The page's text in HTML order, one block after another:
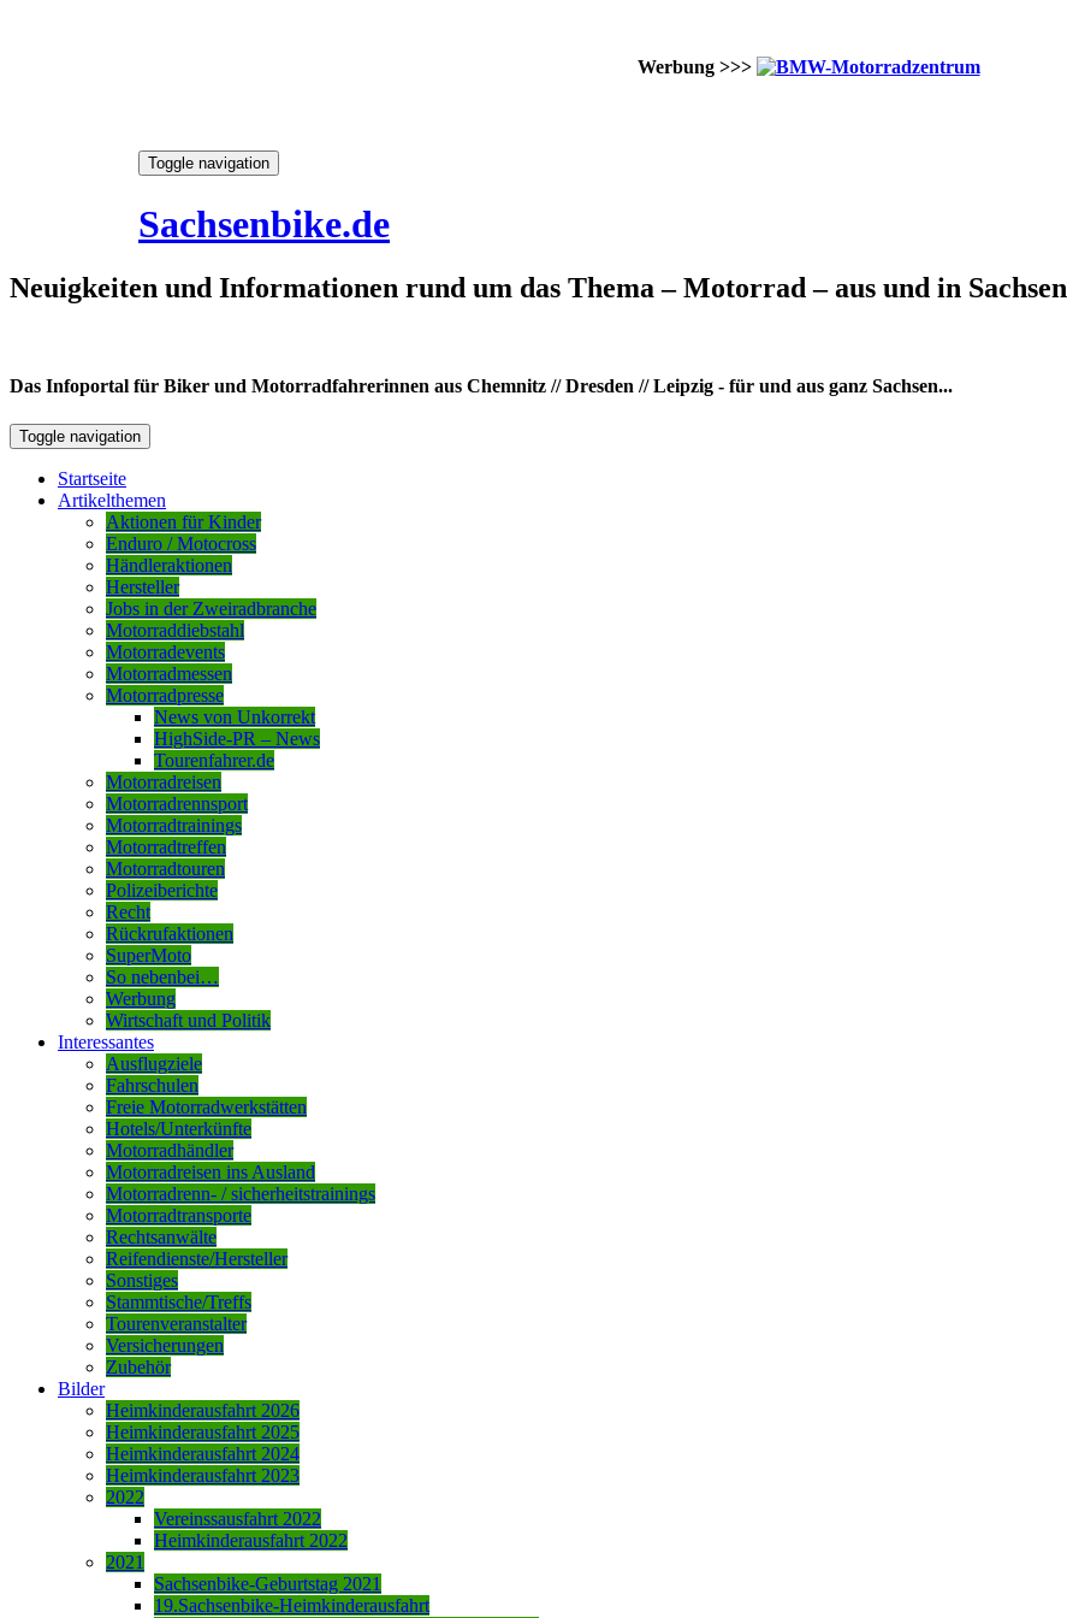
Werbung >>>
Toggle navigation
Sachsenbike.de
Neuigkeiten und Informationen rund um das Thema – Motorrad – aus und in Sachsen
Das Infoportal für Biker und Motorradfahrerinnen aus Chemnitz // Dresden // Leipzig - für und aus ganz Sachsen...
Toggle navigation
Startseite
Artikelthemen
Aktionen für Kinder
Enduro / Motocross
Händleraktionen
Hersteller
Jobs in der Zweiradbranche
Motorraddiebstahl
Motorradevents
Motorradmessen
Motorradpresse
News von Unkorrekt
HighSide-PR – News
Tourenfahrer.de
Motorradreisen
Motorradrennsport
Motorradtrainings
Motorradtreffen
Motorradtouren
Polizeiberichte
Recht
Rückrufaktionen
SuperMoto
So nebenbei…
Werbung
Wirtschaft und Politik
Interessantes
Ausflugziele
Fahrschulen
Freie Motorradwerkstätten
Hotels/Unterkünfte
Motorradhändler
Motorradreisen ins Ausland
Motorradrenn- / sicherheitstrainings
Motorradtransporte
Rechtsanwälte
Reifendienste/Hersteller
Sonstiges
Stammtische/Treffs
Tourenveranstalter
Versicherungen
Zubehör
Bilder
Heimkinderausfahrt 2026
Heimkinderausfahrt 2025
Heimkinderausfahrt 2024
Heimkinderausfahrt 2023
2022
Vereinssausfahrt 2022
Heimkinderausfahrt 2022
2021
Sachsenbike-Geburtstag 2021
19.Sachsenbike-Heimkinderausfahrt